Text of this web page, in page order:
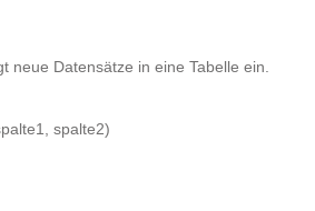
neue Datensätze in eine Tabelle ein.
spalte2)